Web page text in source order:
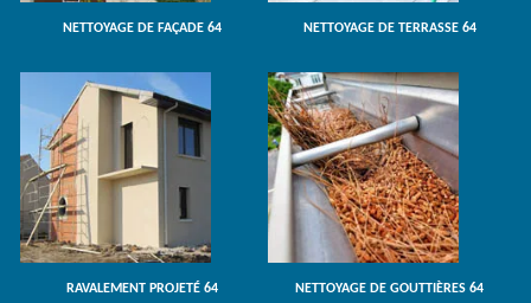
NETTOYAGE DE FAÇADE 64 NETTOYAGE DE TERRASSE 64
RAVALEMENT PROJETÉ 64 NETTOYAGE DE GOUTTIÈRES 64